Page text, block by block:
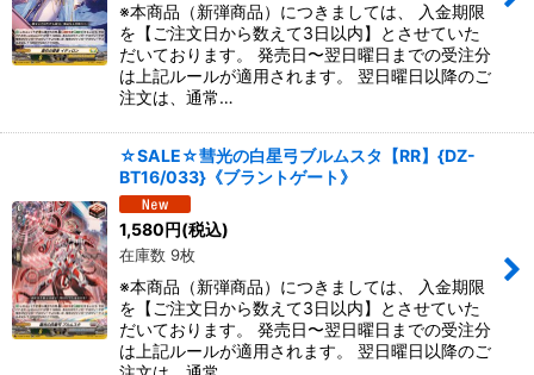
※本商品（新弾商品）につきましては、 入金期限
を【ご注文日から数えて3日以内】とさせていた
だいております。 発売日〜翌日曜日までの受注分
は上記ルールが適用されます。 翌日曜日以降のご
注文は、通常…
☆SALE☆彗光の白星弓ブルムスタ【RR】{DZ-
BT16/033}《ブラントゲート》
1,580円(税込)
在庫数 9枚
※本商品（新弾商品）につきましては、 入金期限
を【ご注文日から数えて3日以内】とさせていた
だいております。 発売日〜翌日曜日までの受注分
は上記ルールが適用されます。 翌日曜日以降のご